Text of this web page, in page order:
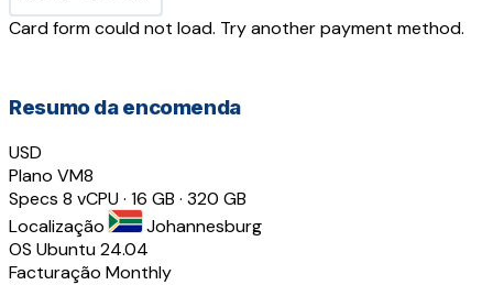
Card form could not load. Try another payment method.
Resumo da encomenda
USD
Plano VM8
Specs 8 vCPU · 16 GB · 320 GB
Localização
Johannesburg
OS Ubuntu 24.04
Facturação Monthly